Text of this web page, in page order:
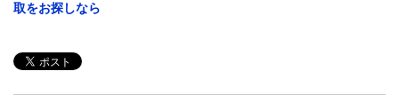
取をお探しなら